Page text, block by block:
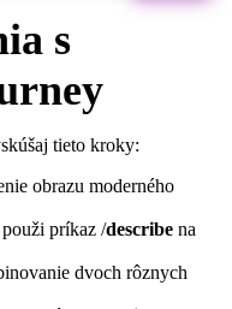
s
tieto kroky:
obrazu moderného
príkaz /describe na
dvoch rôznych